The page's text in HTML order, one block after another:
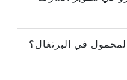
في البرتغال؟